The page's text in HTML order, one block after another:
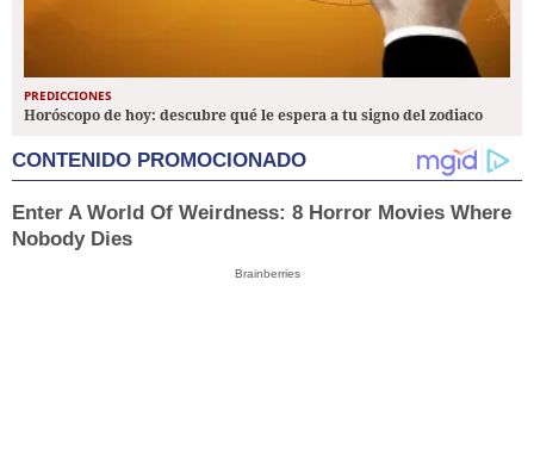
PREDICCIONES
Horóscopo de hoy: descubre qué le espera a tu signo del zodiaco
CONTENIDO PROMOCIONADO
Enter A World Of Weirdness: 8 Horror Movies Where
Nobody Dies
Brainberries